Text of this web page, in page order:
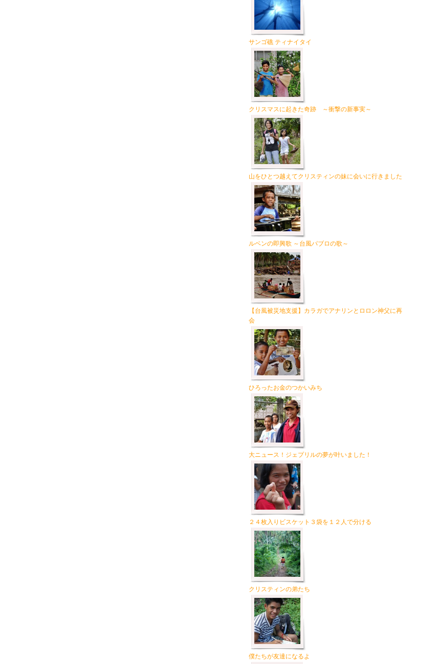
サンゴ礁 ティナイタイ
クリスマスに起きた奇跡 ～衝撃の新事実～
山をひとつ越えてクリスティンの妹に会いに行きました
ルベンの即興歌 ～台風パブロの歌～
【台風被災地支援】カラガでアナリンとロロン神父に再
会
ひろったお金のつかいみち
大ニュース！ジェプリルの夢が叶いました！
２４枚入りビスケット３袋を１２人で分ける
クリスティンの弟たち
僕たちが友達になるよ